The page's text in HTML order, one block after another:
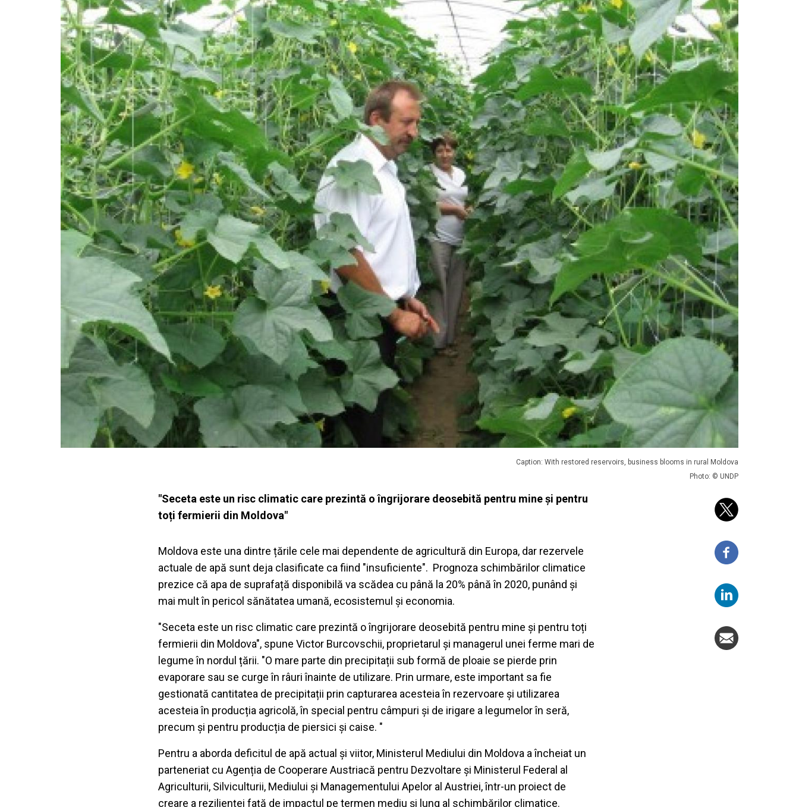
Caption: With restored reservoirs, business blooms in rural Moldova
Photo: © UNDP
"Seceta este un risc climatic care prezintă o îngrijorare deosebită pentru mine și pentru
toți fermierii din Moldova"
Moldova este una dintre țările cele mai dependente de agricultură din Europa, dar rezervele
actuale de apă sunt deja clasificate ca fiind "insuficiente". Prognoza schimbărilor climatice
prezice că apa de suprafață disponibilă va scădea cu până la 20% până în 2020, punând și
mai mult în pericol sănătatea umană, ecosistemul și economia.
"Seceta este un risc climatic care prezintă o îngrijorare deosebită pentru mine și pentru toți
fermierii din Moldova", spune Victor Burcovschii, proprietarul și managerul unei ferme mari de
legume în nordul țării. "O mare parte din precipitații sub formă de ploaie se pierde prin
evaporare sau se curge în râuri înainte de utilizare. Prin urmare, este important sa fie
gestionată cantitatea de precipitații prin capturarea acesteia în rezervoare și utilizarea
acesteia în producția agricolă, în special pentru câmpuri și de irigare a legumelor în seră,
precum și pentru producția de piersici și caise. "
Pentru a aborda deficitul de apă actual și viitor, Ministerul Mediului din Moldova a încheiat un
parteneriat cu Agenția de Cooperare Austriacă pentru Dezvoltare și Ministerul Federal al
Agriculturii, Silviculturii, Mediului și Managementului Apelor al Austriei, într-un proiect de
creare a rezilienței față de impactul pe termen mediu și lung al schimbărilor climatice.